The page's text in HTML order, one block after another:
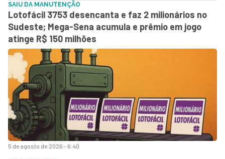
5 de agosto de 2026 - 6:40
SAIU DA MANUTENÇÃO
Lotofácil 3753 desencanta e faz 2 milionários no
Sudeste; Mega-Sena acumula e prêmio em jogo
atinge R$ 150 milhões